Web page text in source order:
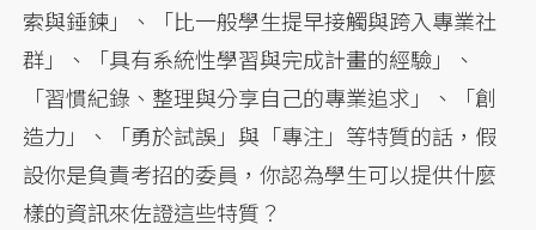
索與錘鍊」、「比一般學生提早接觸與跨入專業社
群」、「具有系統性學習與完成計畫的經驗」、
「習慣紀錄、整理與分享自己的專業追求」、「創
造力」、「勇於試誤」與「專注」等特質的話，假
設你是負責考招的委員，你認為學生可以提供什麼
樣的資訊來佐證這些特質？